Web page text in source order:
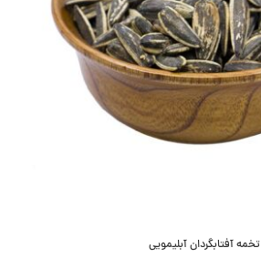
تخمه آفتابگردان آبلیمویی